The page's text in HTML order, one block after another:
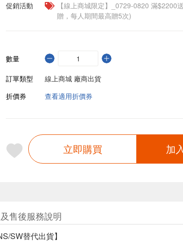
促銷活動
【線上商城限定】_0729-0820 滿$2200
贈，每人期間最高贈5次)
數量
訂單類型
線上商城 廠商出貨
折價券
查看適用折價券
立即購買 加
售後服務說明
SW替代出貨】